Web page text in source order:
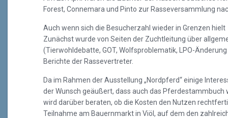
Forest, Connemara und Pinto zur Rasseversammlung
Auch wenn sich die Besucherzahl wieder in Grenzen
Zunächst wurde von Seiten der Zuchtleitung über
(Tierwohldebatte, GOT, Wolfsproblematik, LPO-
Berichte der Rassevertreter.
Da im Rahmen der Ausstellung „Nordpferd“ einige
der Wunsch geäußert, dass auch das
wird darüber beraten, ob die Kosten den Nutzen
Teilnahme am Bauernmarkt in Viöl, auf dem den